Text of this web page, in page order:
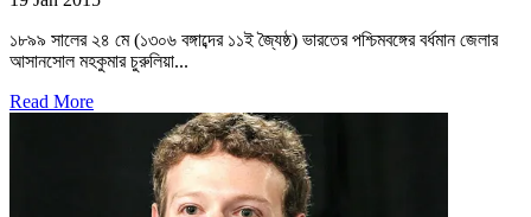
১৮৯৯ সালের ২৪ মে (১৩০৬ বঙ্গাব্দের ১১ই জ্যৈষ্ঠ) ভারতের পশ্চিমবঙ্গের বর্ধমান জেলার
আসানসোল মহকুমার চুরুলিয়া...
Read More